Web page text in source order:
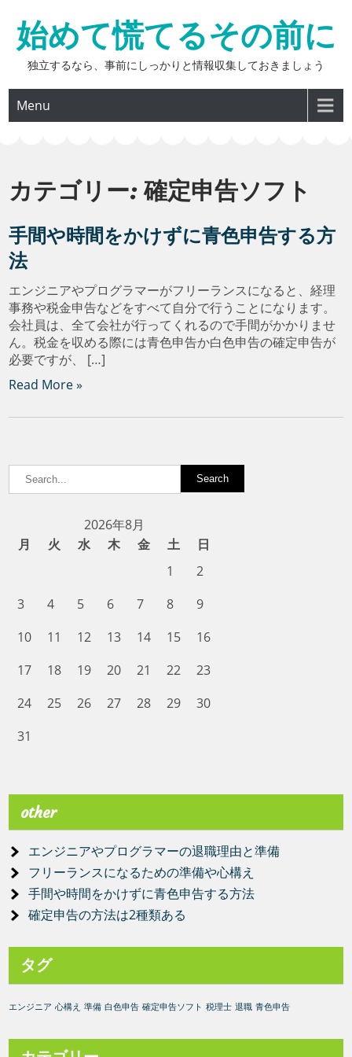
content
始めて慌てるその前に
独立するなら、事前にしっかりと情報収集しておきましょう
Menu
カテゴリー:確定申告ソフト
手間や時間をかけずに青色申告する方
法
エンジニアやプログラマーがフリーランスになると、経理
事務や税金申告などをすべて自分で行うことになります。
会社員は、全て会社が行ってくれるので手間がかかりませ
ん。税金を収める際には青色申告か白色申告の確定申告が
必要ですが、 […]
Read More »
2026年8月
月
火 水 木 金 土
日
1
2
3
4 5 6 7 8
9
10
11 12 13 14 15
16
17
18 19 20 21 22
23
24
25 26 27 28 29
30
31
other
エンジニアやプログラマーの退職理由と準備
フリーランスになるための準備や心構え
手間や時間をかけずに青色申告する方法
確定申告の方法は2種類ある
タグ
エンジニア 心構え 準備 白色申告 確定申告ソフト 税理士 退職 青色申告